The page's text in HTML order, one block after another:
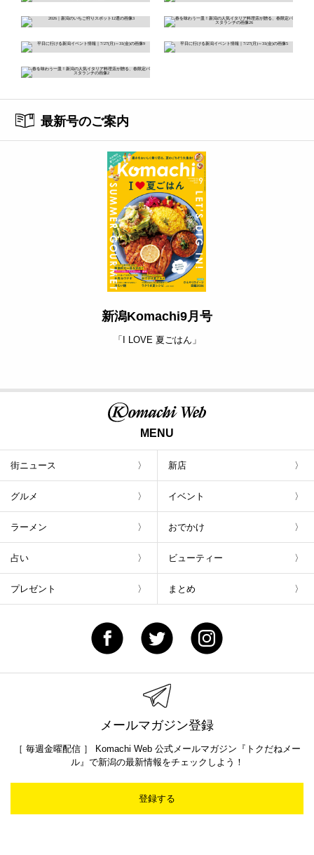
最新号のご案内
新潟Komachi9月号
「I LOVE 夏ごはん」
MENU
街ニュース 新店
グルメ イベント
ラーメン おでかけ
占い ビューティー
プレゼント まとめ
メールマガジン登録
［ 毎週金曜配信 ］ Komachi Web 公式メールマガジン『トクだねメー
ル』で新潟の最新情報をチェックしよう！
登録する